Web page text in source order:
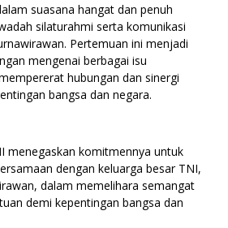
suasana hangat dan penuh
silaturahmi serta komunikasi
Pertemuan ini menjadi
mengenai berbagai isu
hubungan dan sinergi
bangsa dan negara.
menegaskan komitmennya untuk
dengan keluarga besar TNI,
dalam memelihara semangat
demi kepentingan bangsa dan